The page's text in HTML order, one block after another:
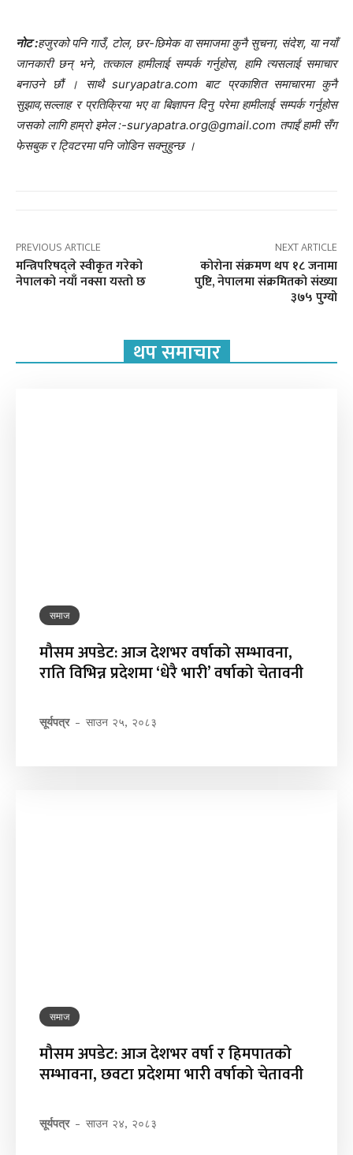
नोट :हजुरको पनि गाउँ, टोल, छर-छिमेक वा समाजमा कुनै सुचना, संदेश, या नयाँ
जानकारी छन् भने, तत्काल हामीलाई सम्पर्क गर्नुहोस, हामि त्यसलाई समाचार
बनाउने छौं । साथै suryapatra.com बाट प्रकाशित समाचारमा कुनै
सुझाव,सल्लाह र प्रतिक्रिया भए वा बिज्ञापन दिनु परेमा हामीलाई सम्पर्क गर्नुहोस
जसको लागि हाम्रो इमेल :-suryapatra.org@gmail.com तपाईं हामी सँग
फेसबुक र ट्विटरमा पनि जोडिन सक्नुहुन्छ ।
PREVIOUS ARTICLE
मन्त्रिपरिषद्‍‍ले स्वीकृत गरेको
नेपालको नयाँ नक्सा यस्तो छ
NEXT ARTICLE
कोरोना संक्रमण थप १८ जनामा
पुष्टि, नेपालमा संक्रमितको संख्या
३७५ पुग्यो
थप समाचार
समाज
मौसम अपडेट: आज देशभर वर्षाको सम्भावना,
राति विभिन्न प्रदेशमा ‘धेरै भारी’ वर्षाको चेतावनी
सूर्यपत्र - साउन २५, २०८३
समाज
मौसम अपडेट: आज देशभर वर्षा र हिमपातको
सम्भावना, छवटा प्रदेशमा भारी वर्षाको चेतावनी
सूर्यपत्र - साउन २४, २०८३